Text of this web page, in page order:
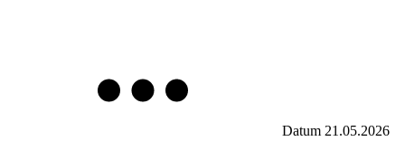
Datum 21.05.2026